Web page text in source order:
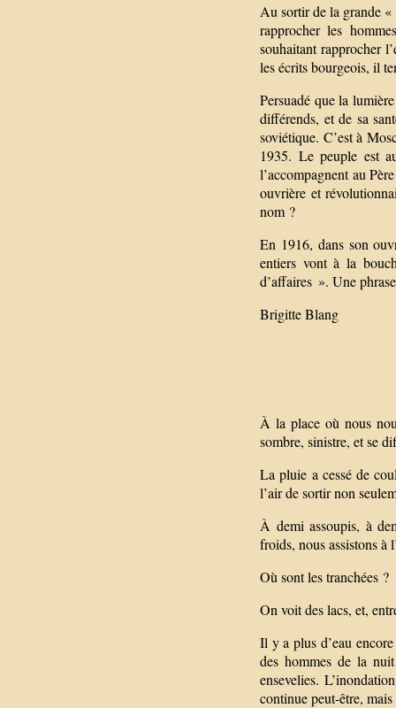
Au sortir de la grande
rapprocher les
souhaitant rapprocher
les écrits bourgeois, il
Persuadé que la
différends, et de sa
soviétique. C’est à
1935. Le peuple est
l’accompagnent au
ouvrière et
nom ?
En 1916, dans son
entiers vont à la
d’affaires ». Une
Brigitte Blang
À la place où nous
sombre, sinistre, et se
La pluie a cessé de
l’air de sortir non
À demi assoupis, à
froids, nous assistons à
Où sont les tranchées ?
On voit des lacs, et,
Il y a plus d’eau
des hommes de la
ensevelies.
continue peut-être,